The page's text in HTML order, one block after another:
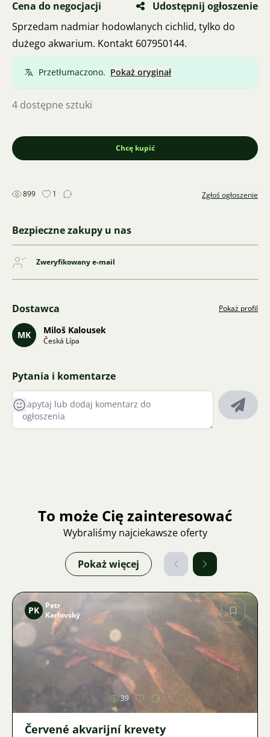
Cena do negocjacji
Udostępnij ogłoszenie
Sprzedam nadmiar hodowlanych cichlid, tylko do
dużego akwarium. Kontakt 607950144.
Przetłumaczono. Pokaż oryginał
4 dostępne sztuki
Chcę kupić
899 1 Zgłoś ogłoszenie
Bezpieczne zakupy u nas
Zweryfikowany e-mail
Dostawca Pokaż profil
MK Miloš Kalousek
Česká Lípa
Pytania i komentarze
To może Cię zainteresować
Wybraliśmy najciekawsze oferty
Pokaż więcej
Zdjęcie
PK
Petr
Karlovský
39
Červené akvarijní krevety